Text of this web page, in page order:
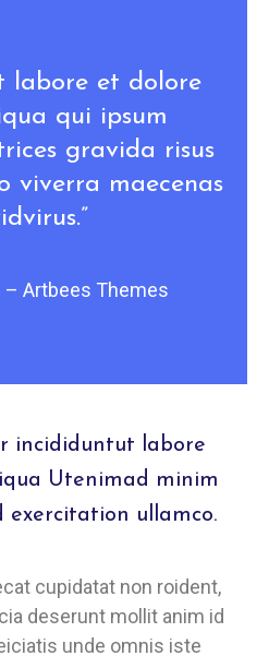
labore et dolore
qui ipsum
gravida risus
viverra maecenas
– Artbees Themes
incididuntut labore
Utenimad minim
exercitation ullamco.
cupidatat non roident,
deserunt mollit anim id
unde omnis iste